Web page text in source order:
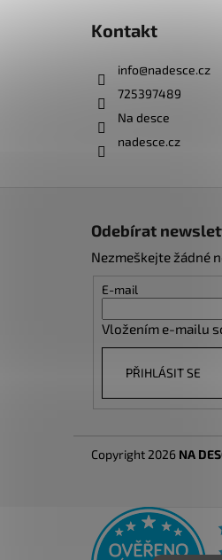
Kontakt
info@nadesce.cz
725397489
Na desce
nadesce.cz
Odebírat
Nezmeškejte žádné
E-mail
Vložením e-mailu
PŘIHLÁSIT SE
Copyright 2026 NA